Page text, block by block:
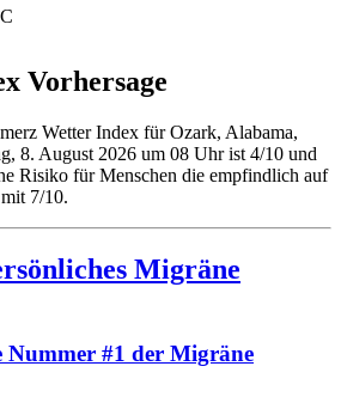
Vorhersage
Wetter Index für Ozark, Alabama,
8. August 2026 um 08 Uhr ist 4/10 und
Risiko für Menschen die empfindlich auf
7/10.
Migräne
Nummer #1 der Migräne